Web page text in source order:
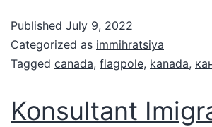
Published July 9, 2022
Categorized as immihratsiya
Tagged canada, flagpole, kanada,
Konsultant